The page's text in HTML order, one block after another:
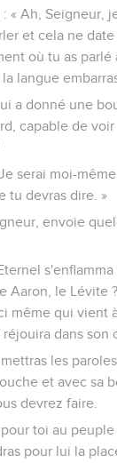
« Ah, Seigneur,
et cela ne
où tu as parlé
langue
a donné une
capable de
serai moi-
tu devras dire. »
envoie
Aaron, le Lévite
même qui vient
dans son
les
et avec sa
devrez faire.
toi au
pour lui la